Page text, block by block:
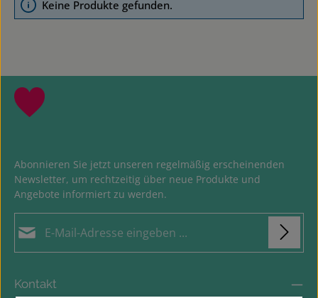
Keine Produkte gefunden.
Abonnieren Sie jetzt unseren regelmäßig erscheinenden
Newsletter, um rechtzeitig über neue Produkte und
Angebote informiert zu werden.
Ich habe die
Die mit einem Stern (*) markierten Felder sind
Pflichtfelder.
Kontakt